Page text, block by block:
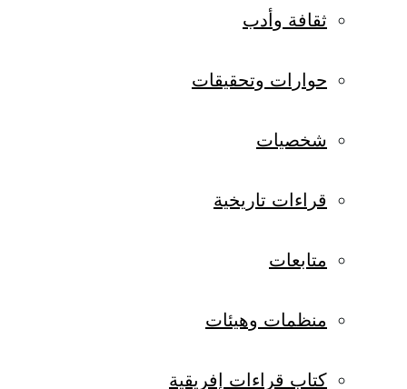
ثقافة وأدب
حوارات وتحقيقات
شخصيات
قراءات تاريخية
متابعات
منظمات وهيئات
كتاب قراءات إفريقية